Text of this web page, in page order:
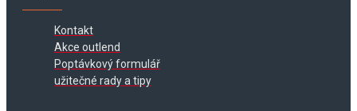
Kontakt
Akce outlend
Poptávkový formulář
užitečné rady a tipy